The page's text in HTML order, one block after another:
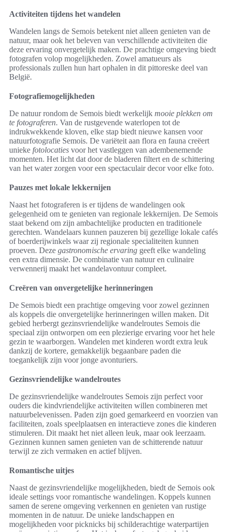
Activiteiten tijdens het wandelen
Wandelen langs de Semois betekent niet alleen genieten van de
natuur, maar ook het beleven van verschillende activiteiten die
deze ervaring onvergetelijk maken. De prachtige omgeving biedt
fotografen volop mogelijkheden. Zowel amatueurs als
professionals zullen hun hart ophalen in dit pittoreske deel van
België.
Fotografiemogelijkheden
De natuur rondom de Semois biedt werkelijk mooie plekken om
te fotograferen. Van de rustgevende waterlopen tot de
indrukwekkende kloven, elke stap biedt nieuwe kansen voor
natuurfotografie Semois. De variëteit aan flora en fauna creëert
unieke fotolocaties voor het vastleggen van adembenemende
momenten. Het licht dat door de bladeren filtert en de schittering
van het water zorgen voor een spectaculair decor voor elke foto.
Pauzes met lokale lekkernijen
Naast het fotograferen is er tijdens de wandelingen ook
gelegenheid om te genieten van regionale lekkernijen. De Semois
staat bekend om zijn ambachtelijke producten en traditionele
gerechten. Wandelaars kunnen pauzeren bij gezellige lokale cafés
of boerderijwinkels waar zij regionale specialiteiten kunnen
proeven. Deze gastronomische ervaring geeft elke wandeling
een extra dimensie. De combinatie van natuur en culinaire
verwennerij maakt het wandelavontuur compleet.
Creëren van onvergetelijke herinneringen
De Semois biedt een prachtige omgeving voor zowel gezinnen
als koppels die onvergetelijke herinneringen willen maken. Dit
gebied herbergt gezinsvriendelijke wandelroutes Semois die
speciaal zijn ontworpen om een plezierige ervaring voor het hele
gezin te waarborgen. Wandelen met kinderen wordt extra leuk
dankzij de kortere, gemakkelijk begaanbare paden die
toegankelijk zijn voor jonge avonturiers.
Gezinsvriendelijke wandelroutes
De gezinsvriendelijke wandelroutes Semois zijn perfect voor
ouders die kindvriendelijke activiteiten willen combineren met
natuurbelevenissen. Paden zijn goed gemarkeerd en voorzien van
faciliteiten, zoals speelplaatsen en interactieve zones die kinderen
stimuleren. Dit maakt het niet alleen leuk, maar ook leerzaam.
Gezinnen kunnen samen genieten van de schitterende natuur
terwijl ze zich vermaken en actief blijven.
Romantische uitjes
Naast de gezinsvriendelijke mogelijkheden, biedt de Semois ook
ideale settings voor romantische wandelingen. Koppels kunnen
samen de serene omgeving verkennen en genieten van rustige
momenten in de natuur. De unieke landschappen en
mogelijkheden voor picknicks bij schilderachtige waterpartijen